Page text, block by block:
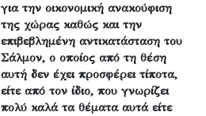
για την οικονομική ανακούφιση
της χώρας καθώς και την
επιβεβλημένη αντικατάσταση του
Σάλμον, ο οποίος από τη θέση
αυτή δεν έχει προσφέρει τίποτα,
είτε από τον ίδιο, που γνωρίζει
πολύ καλά τα θέματα αυτά είτε